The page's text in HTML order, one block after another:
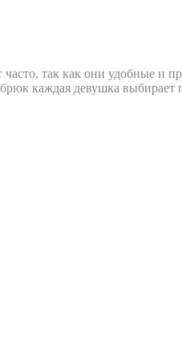
так как они удобные и
каждая девушка выбирает